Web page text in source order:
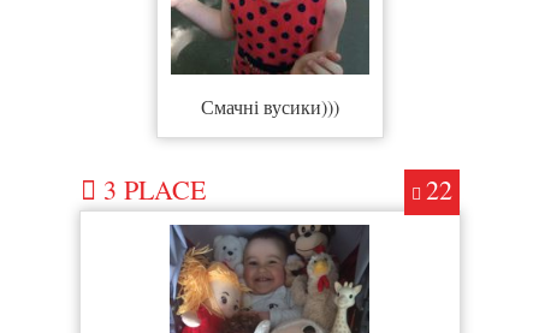
Смачні вусики)))
3 PLACE 22